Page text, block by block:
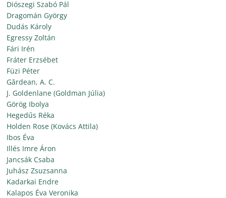
Diószegi Szabó Pál
Dragomán György
Dudás Károly
Egressy Zoltán
Fári Irén
Fráter Erzsébet
Füzi Péter
Gărdean, A. C.
J. Goldenlane (Goldman Júlia)
Görög Ibolya
Hegedűs Réka
Holden Rose (Kovács Attila)
Ibos Éva
Illés Imre Áron
Jancsák Csaba
Juhász Zsuzsanna
Kadarkai Endre
Kalapos Éva Veronika